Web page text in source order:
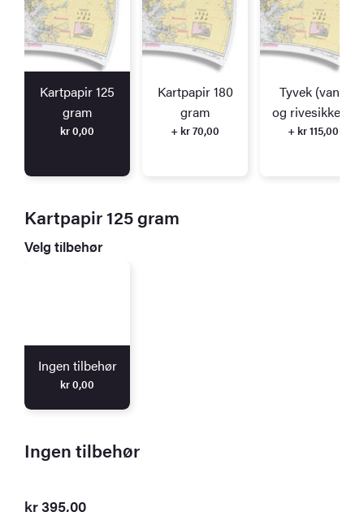
Kartpapir 125
gram
kr0,00
Kartpapir 180
gram
+ kr 70,00
Tyvek (vann
og rivesikkert)
+ kr 115,00
Kartpapir 125 gram
Velg tilbehør
Ingen tilbehør
kr0,00
Ingen tilbehør
kr395,00